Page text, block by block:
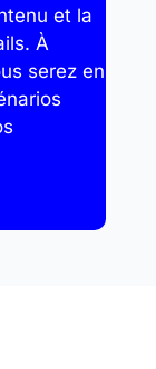
et la
À
serez en